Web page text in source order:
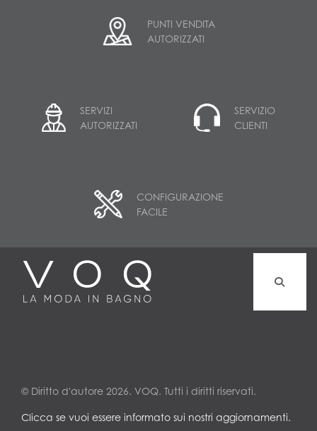
PUNTI VENDITA
AUTORIZZATI
SERVIZI
AUTORIZZATI
SERVIZIO
CLIENTI
CONFIGURAZIONE
FACILE
© Diritto d'autore 2026. VOQ. Tutti i diritti riservati.
Clicca se vuoi essere informato sui nostri aggiornamenti.